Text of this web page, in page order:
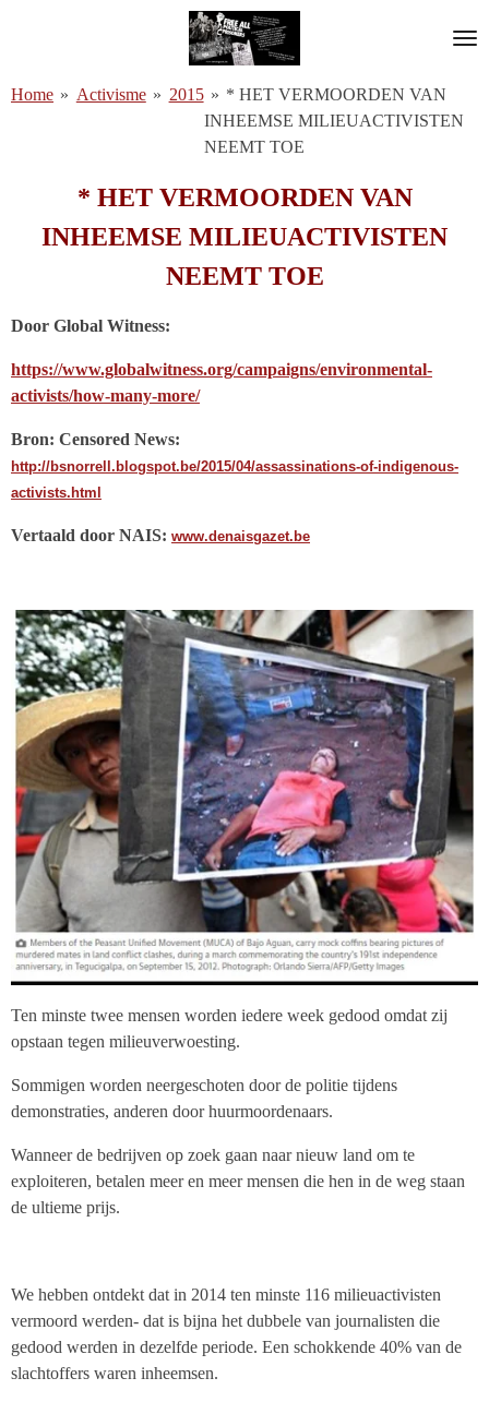
de
Home » Activisme » 2015 » * HET VERMOORDEN VAN
INHEEMSE MILIEUACTIVISTEN
NEEMT TOE
* HET VERMOORDEN VAN
INHEEMSE MILIEUACTIVISTEN
NEEMT TOE
Door Global Witness:
https://www.globalwitness.org/campaigns/environmental-
activists/how-many-more/
Bron: Censored News:
http://bsnorrell.blogspot.be/2015/04/assassinations-of-indigenous-
activists.html
Vertaald door NAIS: www.denaisgazet.be
Ten minste twee mensen worden iedere week gedood omdat zij
opstaan tegen milieuverwoesting.
Sommigen worden neergeschoten door de politie tijdens
demonstraties, anderen door huurmoordenaars.
Wanneer de bedrijven op zoek gaan naar nieuw land om te
exploiteren, betalen meer en meer mensen die hen in de weg staan
de ultieme prijs.
We hebben ontdekt dat in 2014 ten minste 116 milieuactivisten
vermoord werden- dat is bijna het dubbele van journalisten die
gedood werden in dezelfde periode. Een schokkende 40% van de
slachtoffers waren inheemsen.